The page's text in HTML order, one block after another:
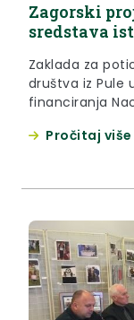
Zagorski
sredstava
Zaklada za
društva iz Pule u
financiranja
potpisivanje
koje su prijavili
odjeću Zabok,
Udruga mladih
Cviet dobile su
mladih 11.176
Pročitaj više